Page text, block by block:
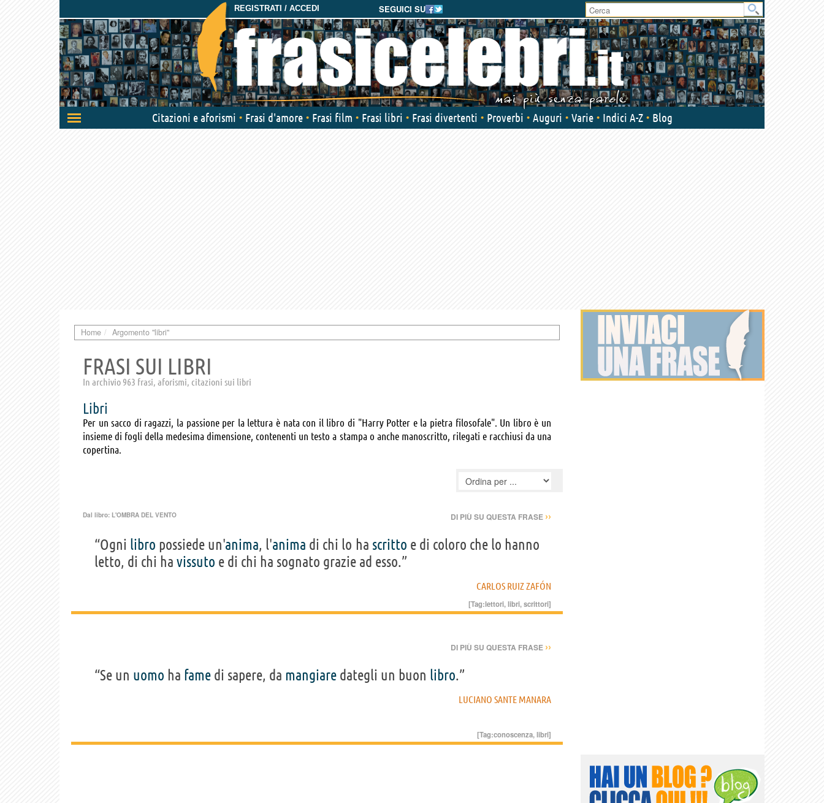
SEGUICI SU
REGISTRATI / ACCEDI
Attiva/disattiva
navigazione
User
area
Citazioni e aforismi Frasi d'amore Frasi film Frasi libri Frasi divertenti Proverbi Auguri Varie Indici A-Z Blog
Home Argomento "libri"
FRASI SUI LIBRI
In archivio 963 frasi, aforismi, citazioni sui libri
Libri
Per un sacco di ragazzi, la passione per la lettura è nata con il libro di "Harry Potter e la pietra filosofale". Un libro è un
insieme di fogli della medesima dimensione, contenenti un testo a stampa o anche manoscritto, rilegati e racchiusi da una
copertina.
Dal libro: L'OMBRA DEL VENTO DI PIÙ SU QUESTA FRASE ››
“Ogni libro possiede un'anima, l'anima di chi lo ha scritto e di coloro che lo hanno
letto, di chi ha vissuto e di chi ha sognato grazie ad esso.”
CARLOS RUIZ ZAFÓN
[Tag:lettori,libri,scrittori]
DI PIÙ SU QUESTA FRASE ››
“Se un uomo ha fame di sapere, da mangiare dategli un buon libro.”
LUCIANO SANTE MANARA
[Tag:conoscenza,libri]